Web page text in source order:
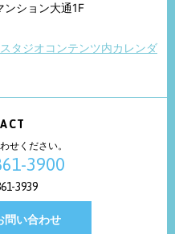
ンション大通1F
タジオコンテンツ内カレンダ
せください。
3900
3939
問い合わせ